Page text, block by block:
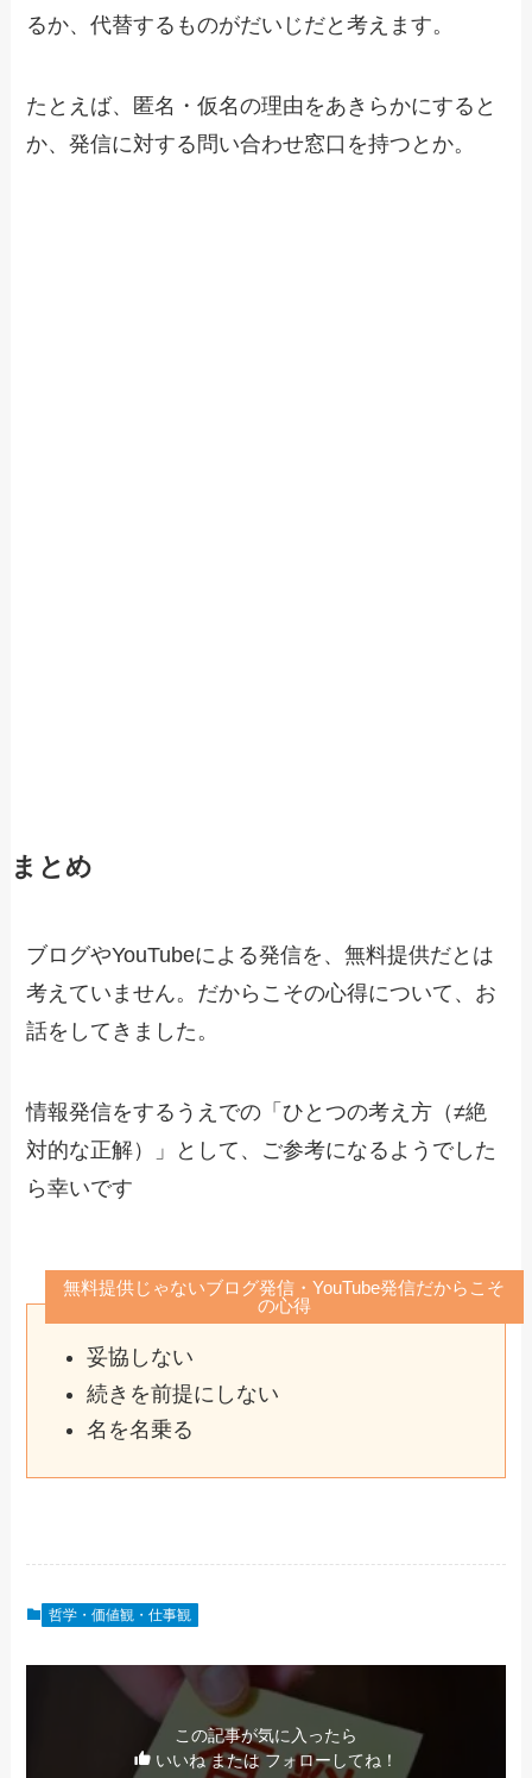
るか、代替するものがだいじだと考えます。
たとえば、匿名・仮名の理由をあきらかにすると
か、発信に対する問い合わせ窓口を持つとか。
まとめ
ブログやYouTubeによる発信を、無料提供だとは
考えていません。だからこその心得について、お
話をしてきました。
情報発信をするうえでの「ひとつの考え方（≠絶
対的な正解）」として、ご参考になるようでした
ら幸いです
無料提供じゃないブログ発信・YouTube発信だからこそ
の心得
妥協しない
続きを前提にしない
名を名乗る
哲学・価値観・仕事観
この記事が気に入ったら
いいね または フォローしてね！